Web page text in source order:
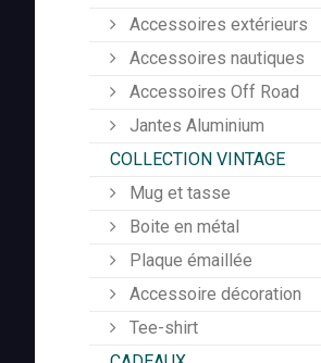
Accessoires extérieurs
Accessoires nautiques
Accessoires Off Road
Jantes Aluminium
COLLECTION VINTAGE
Mug et tasse
Boite en métal
Plaque émaillée
Accessoire décoration
Tee-shirt